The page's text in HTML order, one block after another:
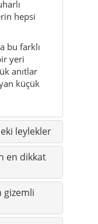
hepsi
bu farklı
yeri
anıtlar
küçük
leylekler
en dikkat
gizemli